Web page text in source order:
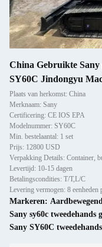
China Gebruikte Sany
SY60C Jindongyu
Plaats van herkomst: China
Merknaam: Sany
Certificering: CE IOS EPA
Modelnummer: SY60C
Min. bestelaantal: 1 set
Prijs: 12800 USD
Verpakking Details: Container,
Levertijd: 10-15 dagen
Betalingscondities: T/T,L/C
Levering vermogen: 8 eenheden
Markeren:
Sany sy60c tweedehands
Sany SY60C